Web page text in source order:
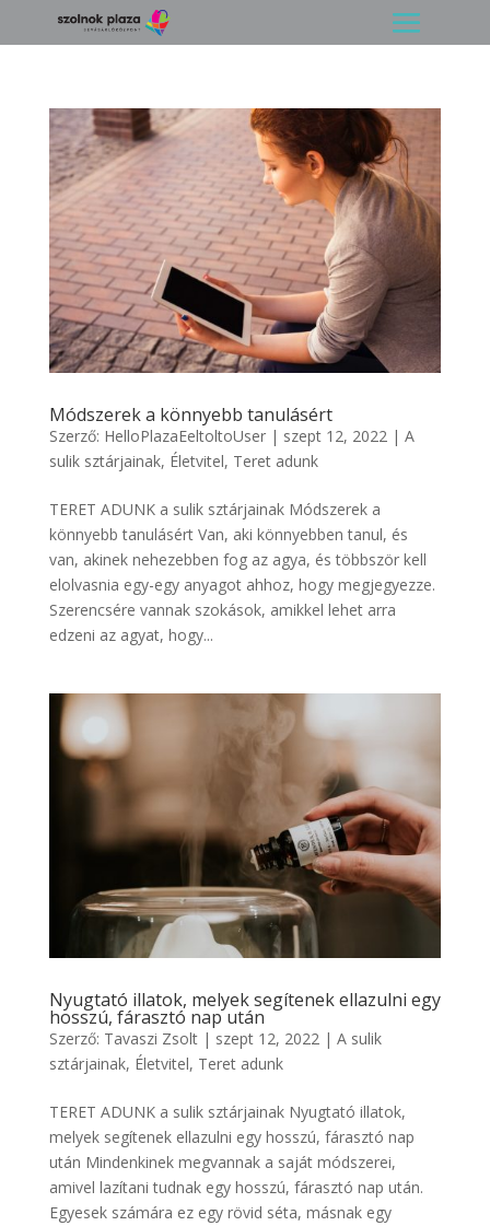
Módszerek a könnyebb tanulásért
Szerző: HelloPlazaEeltoltoUser| szept 12, 2022| A
sulik sztárjainak, Életvitel, Teret adunk
TERET ADUNK a sulik sztárjainak Módszerek a
könnyebb tanulásért Van, aki könnyebben tanul, és
van, akinek nehezebben fog az agya, és többször kell
elolvasnia egy-egy anyagot ahhoz, hogy megjegyezze.
Szerencsére vannak szokások, amikkel lehet arra
edzeni az agyat, hogy...
Nyugtató illatok, melyek segítenek ellazulni egy
hosszú, fárasztó nap után
Szerző: Tavaszi Zsolt| szept 12, 2022 | A sulik
sztárjainak, Életvitel, Teret adunk
TERET ADUNK a sulik sztárjainak Nyugtató illatok,
melyek segítenek ellazulni egy hosszú, fárasztó nap
után Mindenkinek megvannak a saját módszerei,
amivel lazítani tudnak egy hosszú, fárasztó nap után.
Egyesek számára ez egy rövid séta, másnak egy